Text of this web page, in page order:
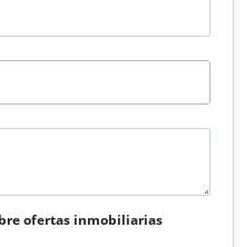
ofertas inmobiliarias